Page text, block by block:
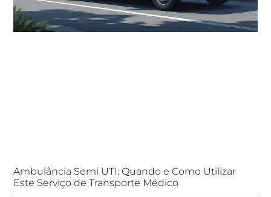
Ambulância Semi UTI: Quando e Como Utilizar
Este Serviço de Transporte Médico